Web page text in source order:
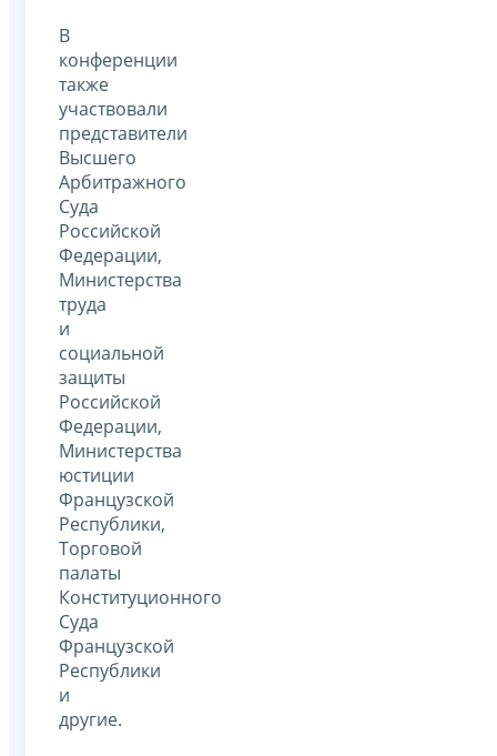
В
конференции
также
участвовали
представители
Высшего
Арбитражного
Суда
Российской
Федерации,
Министерства
труда
и
социальной
защиты
Российской
Федерации,
Министерства
юстиции
Французской
Республики,
Торговой
палаты
Конституционного
Суда
Французской
Республики
и
другие.